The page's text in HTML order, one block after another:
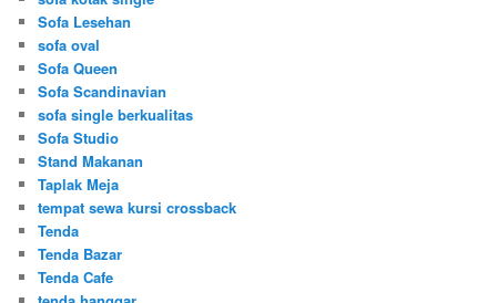
Sofa Lesehan
sofa oval
Sofa Queen
Sofa Scandinavian
sofa single berkualitas
Sofa Studio
Stand Makanan
Taplak Meja
tempat sewa kursi crossback
Tenda
Tenda Bazar
Tenda Cafe